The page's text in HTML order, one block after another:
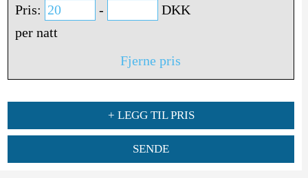
Pris: -
DKK
per natt
Fjerne pris
+ LEGG TIL PRIS
SENDE